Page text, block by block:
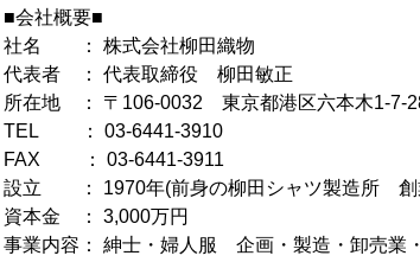
■会社概要■
社名 ： 株式会社柳田織物
代表者 ： 代表取締役 柳田敏正
所在地 ： 〒106-0032 東京都港区六本木1-7-
TEL ： 03-6441-3910
FAX ： 03-6441-3911
設立 ： 1970年(前身の柳田シャツ製造所 創
資本金 ： 3,000万円
事業内容： 紳士・婦人服 企画・製造・卸売業